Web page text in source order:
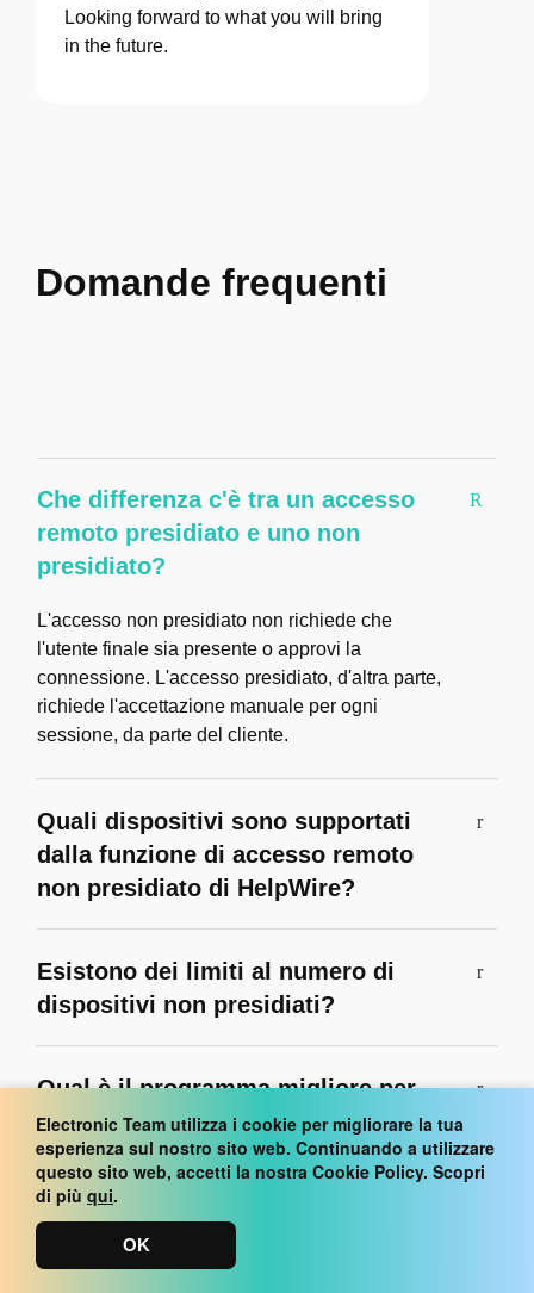
Electronic Team utilizza i cookie per migliorare la tua
esperienza sul nostro sito web. Continuando a utilizzare
questo sito web, accetti la nostra Cookie Policy. Scopri
di più qui.
OK
Looking forward to what you will bring
in the future.
Domande frequenti
Che differenza c'è tra un accesso
remoto presidiato e uno non
presidiato?
L'accesso non presidiato non richiede che
l'utente finale sia presente o approvi la
connessione. L'accesso presidiato, d'altra parte,
richiede l'accettazione manuale per ogni
sessione, da parte del cliente.
Quali dispositivi sono supportati
dalla funzione di accesso remoto
non presidiato di HelpWire?
Esistono dei limiti al numero di
dispositivi non presidiati?
Qual è il programma migliore per
l'accesso remoto non presidiato?